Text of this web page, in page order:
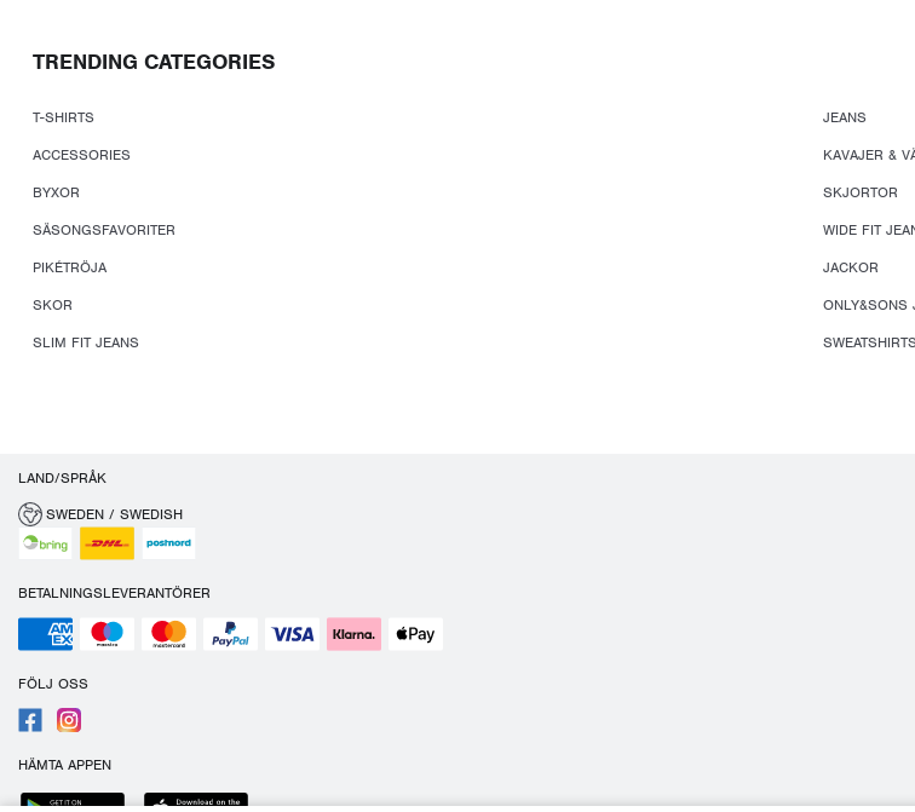
TRENDING CATEGORIES
T-SHIRTS
JEANS
ACCESSORIES
KAVAJER &
BYXOR
SKJORTOR
SÄSONGSFAVORITER
WIDE FIT
PIKÉTRÖJA
JACKOR
SKOR
ONLY&SONS
SLIM FIT JEANS
LAND/SPRÅK
SWEDEN / SWEDISH
BETALNINGSLEVERANTÖRER
FÖLJ OSS
HÄMTA APPEN